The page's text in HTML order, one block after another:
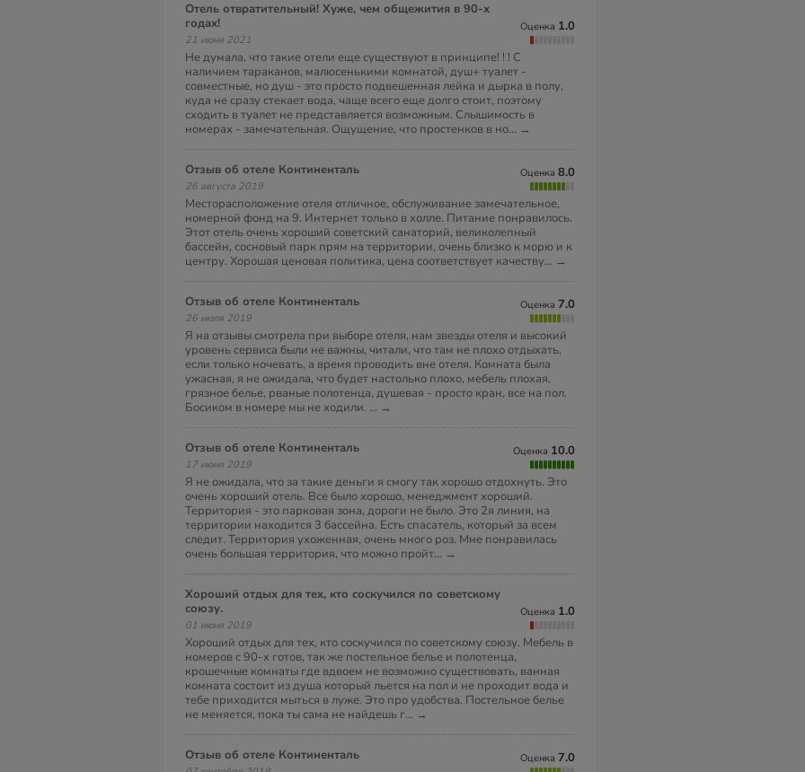
Отель отвратительный! Хуже, чем общежития в 90-х
годах!
21 июня 2021
Оценка
1.0
Не думала, что такие отели еще существуют в принципе! ! ! С
наличием тараканов, малюсенькими комнатой, душ+ туалет -
совместные, но душ - это просто подвешенная лейка и дырка в полу,
куда не сразу стекает вода, чаще всего еще долго стоит, поэтому
сходить в туалет не представляется возможным. Слышимость в
номерах - замечательная. Ощущение, что простенков в но... →
Отзыв об отеле Континенталь
26 августа 2019
Оценка
8.0
Месторасположение отеля отличное, обслуживание замечательное,
номерной фонд на 9. Интернет только в холле. Питание понравилось.
Этот отель очень хороший советский санаторий, великолепный
бассейн, сосновый парк прям на территории, очень близко к морю и к
центру. Хорошая ценовая политика, цена соответствует качеству... →
Отзыв об отеле Континенталь
26 июля 2019
Оценка
7.0
Я на отзывы смотрела при выборе отеля, нам звезды отеля и высокий
уровень сервиса были не важны, читали, что там не плохо отдыхать,
если только ночевать, а время проводить вне отеля. Комната была
ужасная, я не ожидала, что будет настолько плохо, мебель плохая,
грязное белье, рваные полотенца, душевая - просто кран, все на пол.
Босиком в номере мы не ходили. ... →
Отзыв об отеле Континенталь
17 июня 2019
Оценка
10.0
Я не ожидала, что за такие деньги я смогу так хорошо отдохнуть. Это
очень хороший отель. Все было хорошо, менеджмент хороший.
Территория - это парковая зона, дороги не было. Это 2я линия, на
территории находится 3 бассейна. Есть спасатель, который за всем
следит. Территория ухоженная, очень много роз. Мне понравилась
очень большая территория, что можно пройт... →
Хороший отдых для тех, кто соскучился по советскому
союзу.
01 июня 2019
Оценка
1.0
Хороший отдых для тех, кто соскучился по советскому союзу. Мебель в
номеров с 90-х готов, так же постельное белье и полотенца,
крошечные комнаты где вдвоем не возможно существовать, ванная
комната состоит из душа который льется на пол и не проходит вода и
тебе приходится мыться в луже. Это про удобства. Постельное белье
не меняется, пока ты сама не найдешь г... →
Отзыв об отеле Континенталь Оценка 7.0